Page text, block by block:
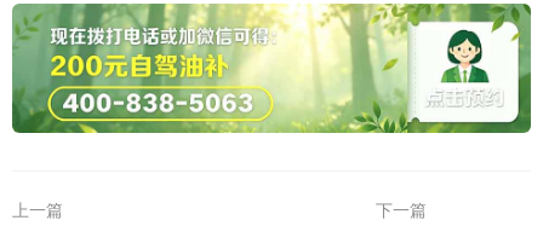
上一篇
下一篇